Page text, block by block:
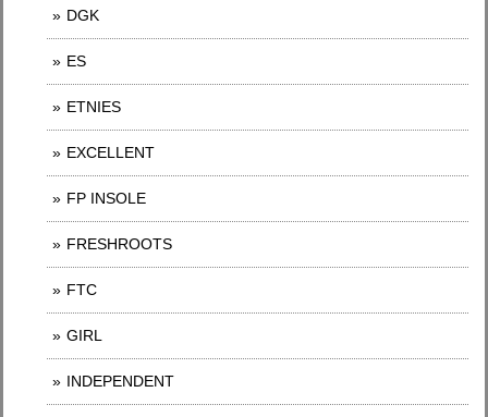
DGK
ES
ETNIES
EXCELLENT
FP INSOLE
FRESHROOTS
FTC
GIRL
INDEPENDENT